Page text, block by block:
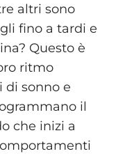
altri sono
fino a tardi e
Questo è
ritmo
di sonno e
il
che inizi a